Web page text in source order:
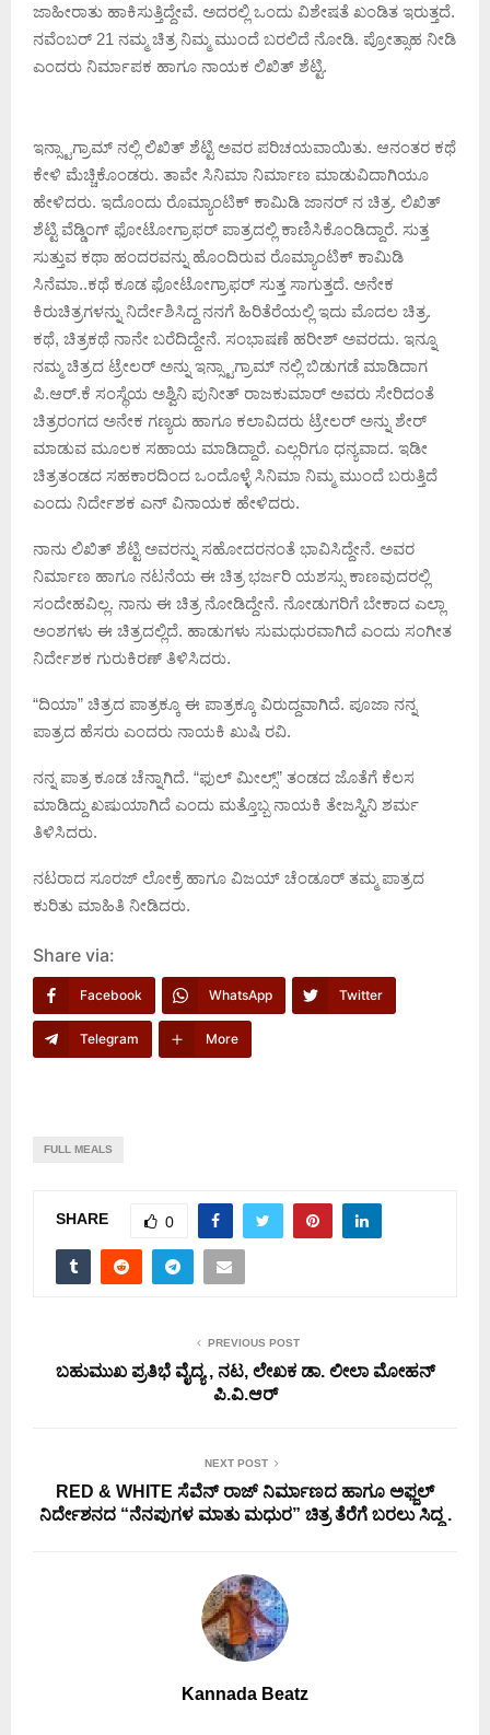
ಜಾಹೀರಾತು ಹಾಕಿಸುತ್ತಿದ್ದೇವೆ. ಅದರಲ್ಲಿ ಒಂದು ವಿಶೇಷತೆ ಖಂಡಿತ ಇರುತ್ತದೆ‌.‌
ನವೆಂಬರ್ 21 ನಮ್ಮ ಚಿತ್ರ ನಿಮ್ಮ ಮುಂದೆ ಬರಲಿದೆ ನೋಡಿ. ಪ್ರೋತ್ಸಾಹ ನೀಡಿ
ಎಂದರು ನಿರ್ಮಾಪಕ ಹಾಗೂ ನಾಯಕ ಲಿಖಿತ್ ಶೆಟ್ಟಿ.
ಇನ್ಸ್ಟಾಗ್ರಾಮ್ ನಲ್ಲಿ ಲಿಖಿತ್ ಶೆಟ್ಟಿ ಅವರ ಪರಿಚಯವಾಯಿತು. ಆನಂತರ ಕಥೆ
ಕೇಳಿ ಮೆಚ್ಚಿಕೊಂಡರು. ತಾವೇ ಸಿನಿಮಾ ನಿರ್ಮಾಣ ಮಾಡುವಿದಾಗಿಯೂ
ಹೇಳಿದರು. ಇದೊಂದು ರೊಮ್ಯಾಂಟಿಕ್ ಕಾಮಿಡಿ ಜಾನರ್ ನ ಚಿತ್ರ. ಲಿಖಿತ್
ಶೆಟ್ಟಿ ವೆಡ್ಡಿಂಗ್ ಫೋಟೋಗ್ರಾಫರ್ ಪಾತ್ರದಲ್ಲಿ ಕಾಣಿಸಿಕೊಂಡಿದ್ದಾರೆ‌. ಸುತ್ತ
ಸುತ್ತುವ ಕಥಾ ಹಂದರವನ್ನು ಹೊಂದಿರುವ ರೊಮ್ಯಾಂಟಿಕ್ ಕಾಮಿಡಿ
ಸಿನೆಮಾ..ಕಥೆ ಕೂಡ ಫೋಟೋಗ್ರಾಫರ್ ಸುತ್ತ ಸಾಗುತ್ತದೆ‌. ಅನೇಕ
ಕಿರುಚಿತ್ರಗಳನ್ನು ನಿರ್ದೇಶಿಸಿದ್ದ ನನಗೆ ಹಿರಿತೆರೆಯಲ್ಲಿ ಇದು ಮೊದಲ ಚಿತ್ರ.
ಕಥೆ, ಚಿತ್ರಕಥೆ ನಾನೇ ಬರೆದಿದ್ದೇನೆ. ಸಂಭಾಷಣೆ ಹರೀಶ್ ಅವರದು. ಇನ್ನೂ
ನಮ್ಮ ಚಿತ್ರದ ಟ್ರೇಲರ್ ಅನ್ನು ಇನ್ಸ್ಟಾಗ್ರಾಮ್ ನಲ್ಲಿ ಬಿಡುಗಡೆ ಮಾಡಿದಾಗ
ಪಿ‌.ಆರ್.ಕೆ ಸಂಸ್ಥೆಯ ಅಶ್ವಿನಿ ಪುನೀತ್ ರಾಜಕುಮಾರ್ ಅವರು ಸೇರಿದಂತೆ
ಚಿತ್ರರಂಗದ ಅನೇಕ ಗಣ್ಯರು ಹಾಗೂ ಕಲಾವಿದರು ‌ಟ್ರೇಲರ್ ಅನ್ನು ಶೇರ್
ಮಾಡುವ ಮೂಲಕ ಸಹಾಯ ಮಾಡಿದ್ದಾರೆ. ಎಲ್ಲರಿಗೂ ಧನ್ಯವಾದ‌‌. ಇಡೀ
ಚಿತ್ರತಂಡದ ಸಹಕಾರದಿಂದ ಒಂದೊಳ್ಳೆ ಸಿನಿಮಾ ನಿಮ್ಮ ಮುಂದೆ ಬರುತ್ತಿದೆ
ಎಂದು ನಿರ್ದೇಶಕ ಎನ್ ವಿನಾಯಕ ಹೇಳಿದರು.
ನಾನು ಲಿಖಿತ್ ಶೆಟ್ಟಿ ಅವರನ್ನು ಸಹೋದರನಂತೆ ಭಾವಿಸಿದ್ದೇನೆ. ಅವರ
ನಿರ್ಮಾಣ ಹಾಗೂ ನಟನೆಯ ಈ ಚಿತ್ರ ಭರ್ಜರಿ ಯಶಸ್ಸು ಕಾಣವುದರಲ್ಲಿ
ಸಂದೇಹವಿಲ್ಲ‌. ನಾನು ಈ ಚಿತ್ರ ನೋಡಿದ್ದೇನೆ. ನೋಡುಗರಿಗೆ ಬೇಕಾದ ಎಲ್ಲಾ
ಅಂಶಗಳು ಈ ಚಿತ್ರದಲ್ಲಿದೆ. ಹಾಡುಗಳು ಸುಮಧುರವಾಗಿದೆ ಎಂದು ಸಂಗೀತ
ನಿರ್ದೇಶಕ ಗುರುಕಿರಣ್ ತಿಳಿಸಿದರು.
“ದಿಯಾ” ಚಿತ್ರದ ಪಾತ್ರಕ್ಕೂ ಈ ಪಾತ್ರಕ್ಕೂ ವಿರುದ್ದವಾಗಿದೆ. ಪೂಜಾ ನನ್ನ
ಪಾತ್ರದ ಹೆಸರು ಎಂದರು ನಾಯಕಿ ಖುಷಿ ರವಿ.
ನನ್ನ ಪಾತ್ರ ಕೂಡ ಚೆನ್ನಾಗಿದೆ. “ಫುಲ್ ಮೀಲ್ಸ್” ತಂಡದ ಜೊತೆಗೆ ಕೆಲಸ
ಮಾಡಿದ್ದು ಖಷುಯಾಗಿದೆ ಎಂದು ಮತ್ತೊಬ್ಬ ನಾಯಕಿ ತೇಜಸ್ವಿನಿ ಶರ್ಮ
ತಿಳಿಸಿದರು.
ನಟರಾದ ಸೂರಜ್ ಲೋಕ್ರೆ ಹಾಗೂ ವಿಜಯ್ ಚೆಂಡೂರ್ ತಮ್ಮ ಪಾತ್ರದ
ಕುರಿತು ಮಾಹಿತಿ ನೀಡಿದರು.
Share via:
Facebook WhatsApp Twitter
Telegram More
FULL MEALS
SHARE 0
PREVIOUS POST
ಬಹುಮುಖ ಪ್ರತಿಭೆ ವೈದ್ಯ , ನಟ, ಲೇಖಕ ಡಾ. ಲೀಲಾ ಮೋಹನ್
ಪಿ.ವಿ.ಆರ್
NEXT POST
RED & WHITE ಸೆವೆನ್ ರಾಜ್ ನಿರ್ಮಾಣದ ಹಾಗೂ ಅಫ್ಜಲ್
ನಿರ್ದೇಶನದ‌ “ನೆನಪುಗಳ ಮಾತು ಮಧುರ” ಚಿತ್ರ ತೆರೆಗೆ ಬರಲು ಸಿದ್ದ .
Kannada Beatz